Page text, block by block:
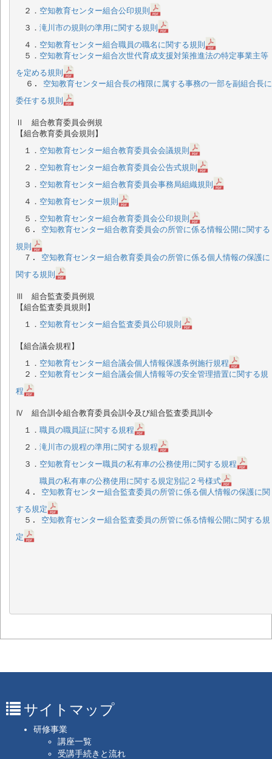
２． 空知教育センター組合公印規則
３． 滝川市の規則の準用に関する規則
４． 空知教育センター組合職員の職名に関する規則
５． 空知教育センター組合次世代育成支援対策推進法の特定事業主等
を定める規則
  ６.
空知教育センター組合長の権限に属する事務の一部を副組合長に
委任する規則
Ⅱ　組合教育委員会例規
【組合教育委員会規則】
１． 空知教育センター組合教育委員会会議規則
２． 空知教育センター組合教育委員会公告式規則
３． 空知教育センター組合教育委員会事務局組織規則
４． 空知教育センター規則
５． 空知教育センター組合教育委員会公印規則
６. 空知教育センター組合教育委員会の所管に係る情報公開に関する
規則
７. 空知教育センター組合教育委員会の所管に係る個人情報の保護に
関する規則
Ⅲ　組合監査委員例規
【組合監査委員規則】
１． 空知教育センター組合監査委員公印規則
【組合議会規程】
１． 空知教育センター組合議会個人情報保護条例施行規程
２． 空知教育センター組合議会個人情報等の安全管理措置に関する規
程
Ⅳ　組合訓令組合教育委員会訓令及び組合監査委員訓令
１． 職員の職員証に関する規程
２． 滝川市の規程の準用に関する規程
３． 空知教育センター職員の私有車の公務使用に関する規程
職員の私有車の公務使用に関する規定別記２号様式
４. 空知教育センター組合監査委員の所管に係る個人情報の保護に関
する規定
５. 空知教育センター組合監査委員の所管に係る情報公開に関する規
定
サイトマップ
研修事業
講座一覧
受講手続きと流れ